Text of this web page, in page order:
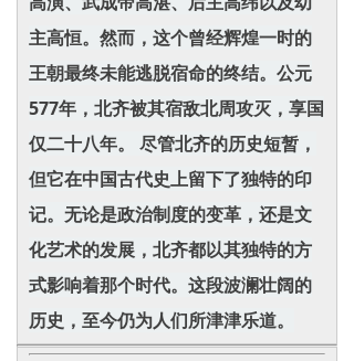
主高恒。然而，这个曾经辉煌一时的
王朝最终未能逃脱宿命的终结。公元
577年，北齐被其宿敌北周攻灭，享国
仅二十八年。 尽管北齐的历史短暂，
但它在中国古代史上留下了独特的印
记。无论是政治制度的变革，还是文
化艺术的发展，北齐都以其独特的方
式影响着那个时代。这段波澜壮阔的
历史，至今仍为人们所津津乐道。